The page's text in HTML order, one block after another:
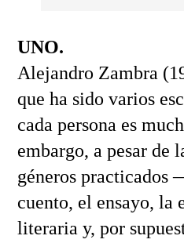
UNO.
Alejandro Zambra
que ha sido varios
cada persona es
embargo, a pesar de
géneros practicados
cuento, el ensayo, la
literaria y, por